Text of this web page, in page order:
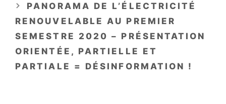
PANORAMA DE L’ÉLECTRICITÉ
RENOUVELABLE AU PREMIER
SEMESTRE 2020 – PRÉSENTATION
ORIENTÉE, PARTIELLE ET
PARTIALE = DÉSINFORMATION !